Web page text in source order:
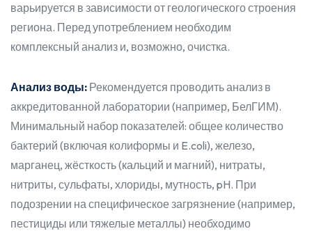
варьируется в зависимости от геологического строения
региона. Перед употреблением необходим
комплексный анализ и, возможно, очистка.
Анализ воды: Рекомендуется проводить анализ в
аккредитованной лаборатории (например, БелГИМ).
Минимальный набор показателей: общее количество
бактерий (включая колиформы и E.coli), железо,
марганец, жёсткость (кальций и магний), нитраты,
нитриты, сульфаты, хлориды, мутность, pH. При
подозрении на специфическое загрязнение (например,
пестициды или тяжелые металлы) необходимо